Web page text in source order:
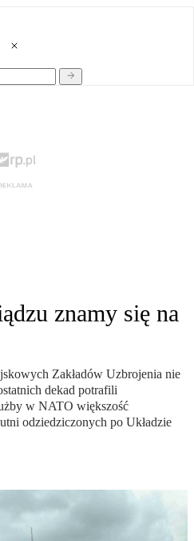
znamy się na
Zakładów Uzbrojenia nie
dekad potrafili
w NATO większość
odziedziczonych po Układzie